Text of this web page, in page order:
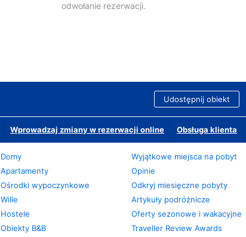
odwołanie rezerwacji.
Udostępnij obiekt
Wprowadzaj zmiany w rezerwacji online Obsługa klienta
Domy
Apartamenty
Ośrodki wypoczynkowe
Wille
Hostele
Obiekty B&B
Wyjątkowe miejsca na pobyt
Opinie
Odkryj miesięczne pobyty
Artykuły podróżnicze
Oferty sezonowe i wakacyjne
Traveller Review Awards